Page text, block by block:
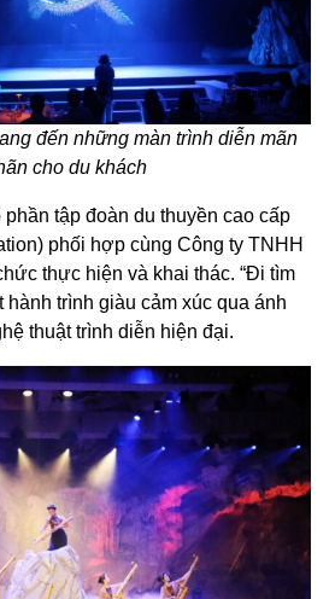
đến những màn trình diễn mãn
cho du khách
tập đoàn du thuyền cao cấp
phối hợp cùng Công ty TNHH
thực hiện và khai thác. “Đi tìm
hành trình giàu cảm xúc qua ánh
thuật trình diễn hiện đại.